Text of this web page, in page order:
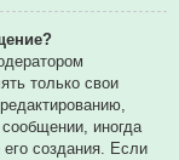
только свои
иногда
его создания. Если